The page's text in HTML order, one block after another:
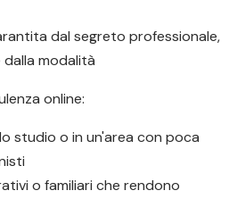
dal segreto professionale,
modalità
online:
studio o in un'area con poca
o familiari che rendono